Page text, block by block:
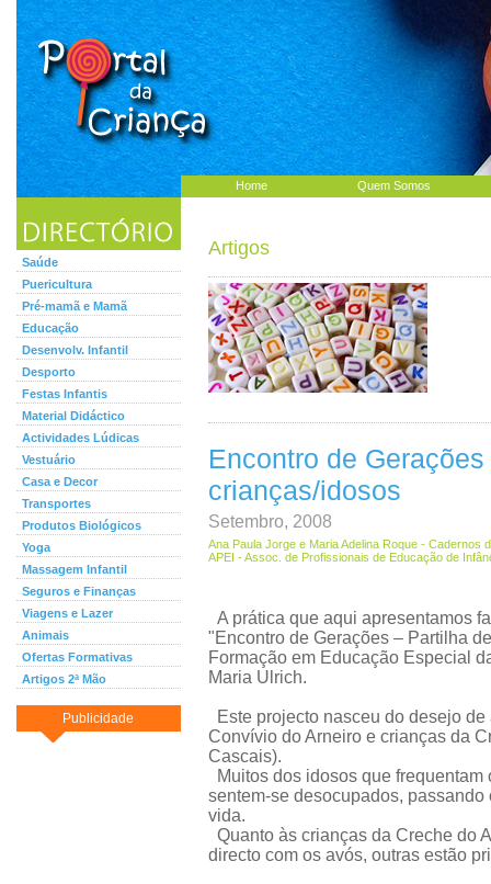
Home Quem Somos
Saúde
Puericultura
Pré-mamã e Mamã
Educação
Desenvolv. Infantil
Desporto
Festas Infantis
Material Didáctico
Actividades Lúdicas
Vestuário
Casa e Decor
Transportes
Produtos Biológicos
Yoga
Massagem Infantil
Seguros e Finanças
Viagens e Lazer
Animais
Ofertas Formativas
Artigos 2ª Mão
Publicidade
Artigos
Encontro de
crianças/idosos
Setembro, 2008
Ana Paula Jorge e Maria Adelina Roque - Cadernos
APEI - Assoc. de Profissionais de Educação de
A prática que aqui apresentamos
"Encontro de Gerações – Partilha
Formação em Educação Especial
Maria Ulrich.
Este projecto nasceu do desejo
Convívio do Arneiro e crianças da
Cascais).
Muitos dos idosos que
sentem-se desocupados,
vida.
Quanto às crianças da Creche do
directo com os avós, outras estão